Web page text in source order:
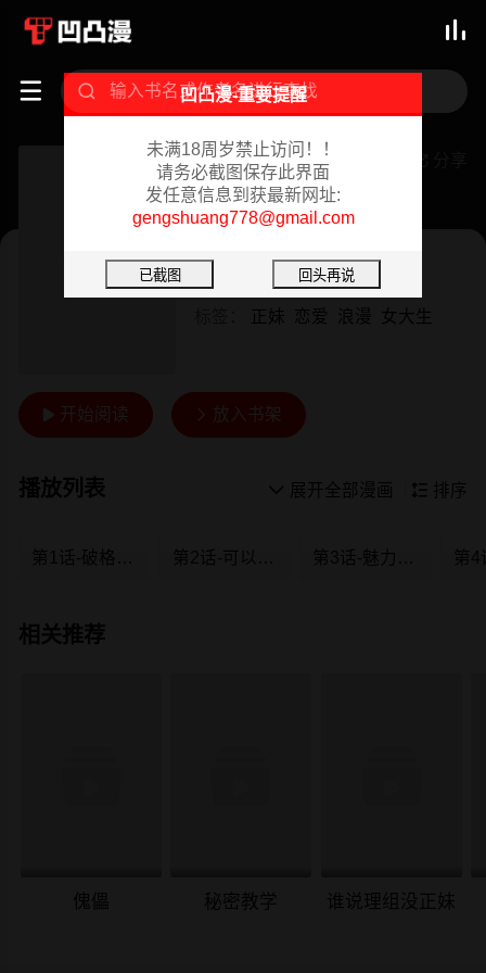

 
社团学姊
已完结 06/15/2025
韩漫
作者：
QRQ&Shrinell
正妹 恋爱 浪漫 女大生
 开始阅读  放入书架
 排序
 展开全部漫画
播放列表
凹凸漫-重要提醒
未满18周岁禁止访问！！
请务必截图保存此界面
发任意信息到获最新网址:
gengshuang778@gmail.com